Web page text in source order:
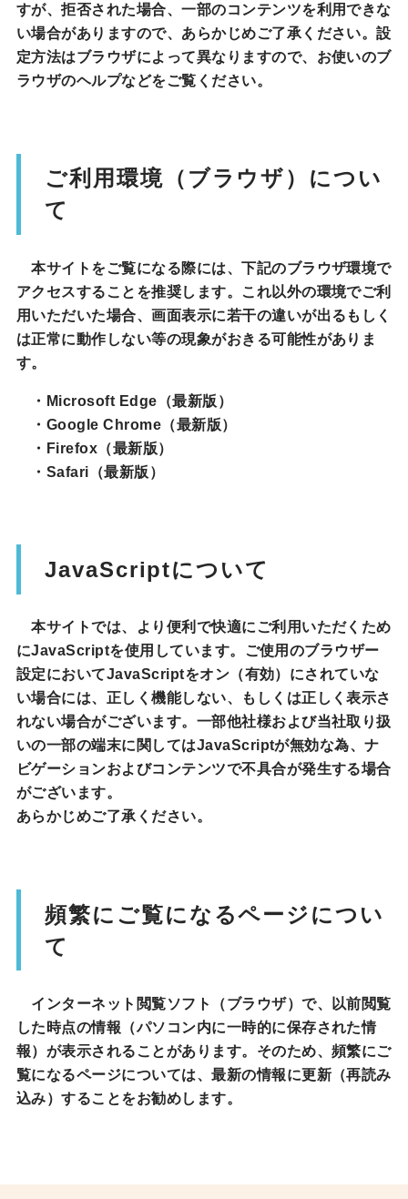
すが、拒否された場合、一部のコンテンツを利用できな
い場合がありますので、あらかじめご了承ください。設
定方法はブラウザによって異なりますので、お使いのブ
ラウザのヘルプなどをご覧ください。
ご利用環境（ブラウザ）につい
て
本サイトをご覧になる際には、下記のブラウザ環境で
アクセスすることを推奨します。これ以外の環境でご利
用いただいた場合、画面表示に若干の違いが出るもしく
は正常に動作しない等の現象がおきる可能性がありま
す。
・Microsoft Edge（最新版）
・Google Chrome（最新版）
・Firefox（最新版）
・Safari（最新版）
JavaScriptについて
本サイトでは、より便利で快適にご利用いただくため
にJavaScriptを使用しています。ご使用のブラウザー
設定においてJavaScriptをオン（有効）にされていな
い場合には、正しく機能しない、もしくは正しく表示さ
れない場合がございます。一部他社様および当社取り扱
いの一部の端末に関してはJavaScriptが無効な為、ナ
ビゲーションおよびコンテンツで不具合が発生する場合
がございます。
あらかじめご了承ください。
頻繁にご覧になるページについ
て
インターネット閲覧ソフト（ブラウザ）で、以前閲覧
した時点の情報（パソコン内に一時的に保存された情
報）が表示されることがあります。そのため、頻繁にご
覧になるページについては、最新の情報に更新（再読み
込み）することをお勧めします。